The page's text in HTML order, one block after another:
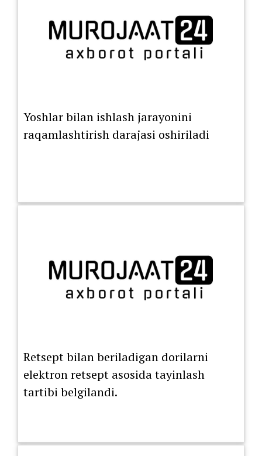
Yoshlar bilan ishlash jarayonini
raqamlashtirish darajasi oshiriladi
Retsept bilan beriladigan dorilarni
elektron retsept asosida tayinlash
tartibi belgilandi.